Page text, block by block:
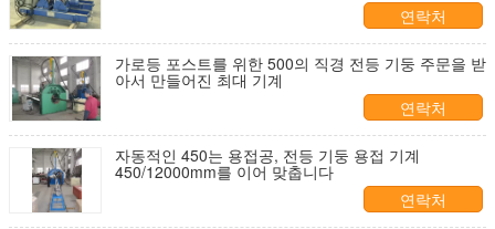
연락처
가로등 포스트를 위한 500의 직경 전등 기둥 주문을 받
아서 만들어진 최대 기계
연락처
자동적인 450는 용접공, 전등 기둥 용접 기계
450/12000mm를 이어 맞춥니다
연락처